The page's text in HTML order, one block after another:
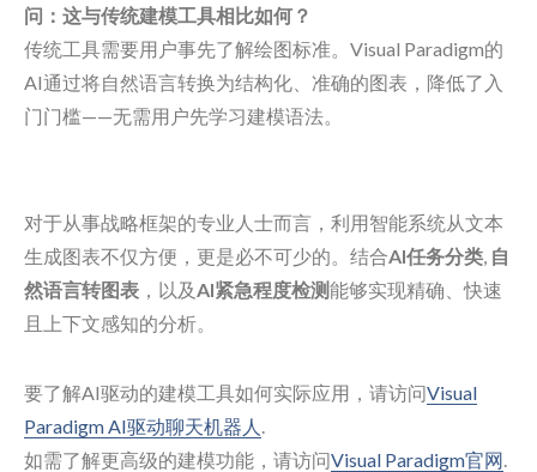
问：这与传统建模工具相比如何？
传统工具需要用户事先了解绘图标准。Visual Paradigm的
AI通过将自然语言转换为结构化、准确的图表，降低了入
门门槛——无需用户先学习建模语法。
对于从事战略框架的专业人士而言，利用智能系统从文本
生成图表不仅方便，更是必不可少的。结合AI任务分类, 自
然语言转图表 ，以及AI紧急程度检测能够实现精确、快速
且上下文感知的分析。
要了解AI驱动的建模工具如何实际应用，请访问Visual
Paradigm AI驱动聊天机器人 .
如需了解更高级的建模功能，请访问Visual Paradigm官网.